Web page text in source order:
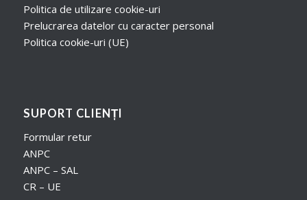
Politica de utilizare cookie-uri
Prelucrarea datelor cu caracter personal
Politica cookie-uri (UE)
SUPORT CLIENȚI
Formular retur
ANPC
ANPC – SAL
CR – UE